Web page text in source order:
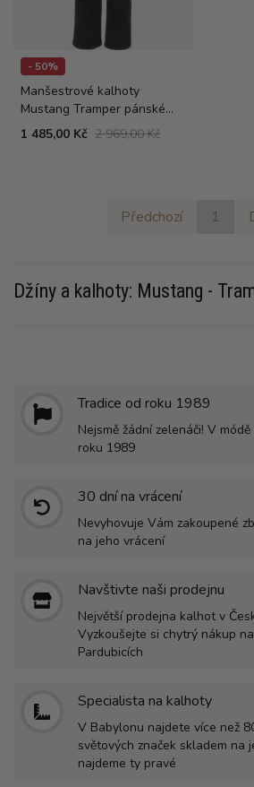
- 50%
Manšestrové kalhoty
Mustang Tramper pánské
tmavě modré
1 485,00 Kč 2 969,00 Kč
Předchozí 1
Džíny a kalhoty: Mustang -
Tradice od roku 1989
Nejsmě žádní zelenáči! V
roku 1989
30 dní na vrácení
Nevyhovuje Vám zakoupené
na jeho vrácení
Navštivte naši prodejnu
Největší prodejna kalhot v
Vyzkoušejte si chytrý nákup
Pardubicích
Specialista na kalhoty
V Babylonu najdete více než
světových značek skladem na
najdeme ty pravé